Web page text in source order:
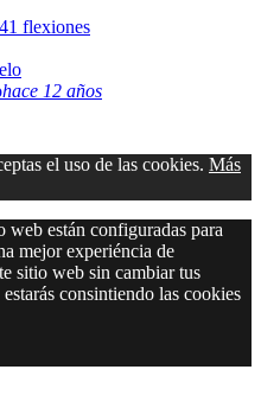
41 flexiones
hace 12 años
el uso de las cookies. Más
web están configuradas para
mejor experiéncia de
sitio web sin cambiar tus
consintiendo las cookies